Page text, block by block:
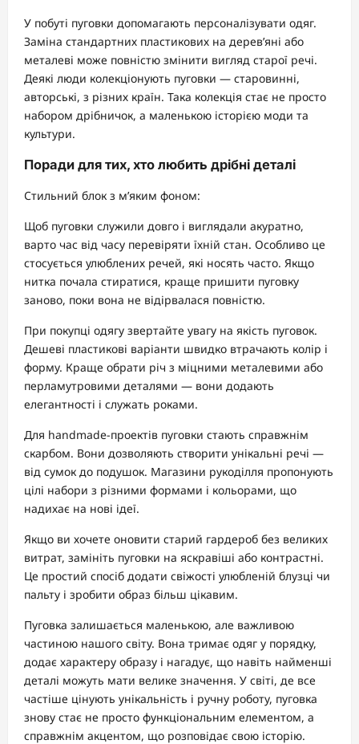
У побуті пуговки допомагають персоналізувати одяг.
Заміна стандартних пластикових на дерев’яні або
металеві може повністю змінити вигляд старої речі.
Деякі люди колекціонують пуговки — старовинні,
авторські, з різних країн. Така колекція стає не просто
набором дрібничок, а маленькою історією моди та
культури.
Поради для тих, хто любить дрібні деталі
Стильний блок з м’яким фоном:
Щоб пуговки служили довго і виглядали акуратно,
варто час від часу перевіряти їхній стан. Особливо це
стосується улюблених речей, які носять часто. Якщо
нитка почала стиратися, краще пришити пуговку
заново, поки вона не відірвалася повністю.
При покупці одягу звертайте увагу на якість пуговок.
Дешеві пластикові варіанти швидко втрачають колір і
форму. Краще обрати річ з міцними металевими або
перламутровими деталями — вони додають
елегантності і служать роками.
Для handmade-проектів пуговки стають справжнім
скарбом. Вони дозволяють створити унікальні речі —
від сумок до подушок. Магазини рукоділля пропонують
цілі набори з різними формами і кольорами, що
надихає на нові ідеї.
Якщо ви хочете оновити старий гардероб без великих
витрат, замініть пуговки на яскравіші або контрастні.
Це простий спосіб додати свіжості улюбленій блузці чи
пальту і зробити образ більш цікавим.
Пуговка залишається маленькою, але важливою
частиною нашого світу. Вона тримає одяг у порядку,
додає характеру образу і нагадує, що навіть найменші
деталі можуть мати велике значення. У світі, де все
частіше цінують унікальність і ручну роботу, пуговка
знову стає не просто функціональним елементом, а
справжнім акцентом, що розповідає свою історію.